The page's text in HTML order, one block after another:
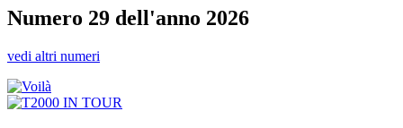
Numero 29 dell'anno 2026
vedi altri numeri